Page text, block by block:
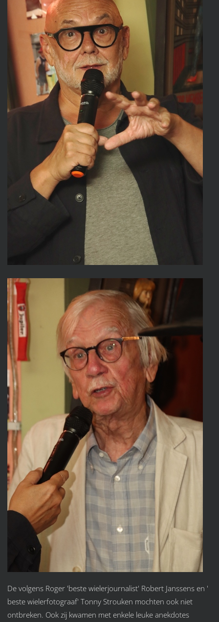
De volgens Roger 'beste wielerjournalist' Robert Janssens en '
beste wielerfotograaf' Tonny Strouken mochten ook niet
ontbreken. Ook zij kwamen met enkele leuke anekdotes